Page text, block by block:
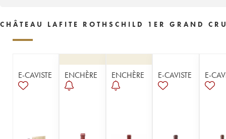
1981 1980 1979
1978
1976 1974
CHÂTEAU LAFITE ROTHSCHILD 1ER GRAND
E-CAVISTE ENCHÈRE ENCHÈRE E-CAVISTE E-